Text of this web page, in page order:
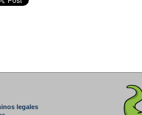
legales